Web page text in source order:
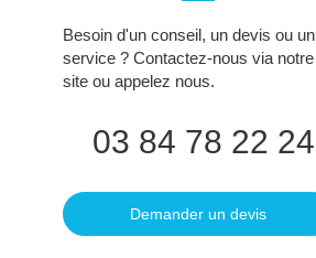
Besoin d'un conseil, un devis ou un
service ? Contactez-nous via notre
site ou appelez nous.
03 84 78 22 24
Demander un devis